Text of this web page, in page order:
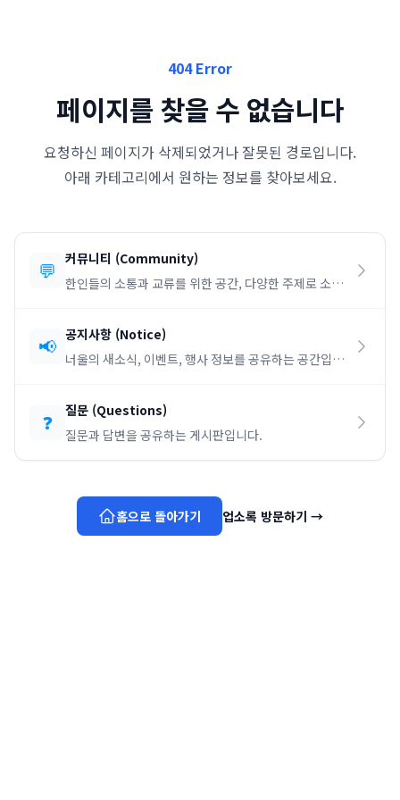
404 Error
페이지를 찾을 수 없습니다
요청하신 페이지가 삭제되었거나 잘못된 경로입니다.
아래 카테고리에서 원하는 정보를 찾아보세요.
💬 커뮤니티 (Community)
한인들의 소통과 교류를 위한 공간, 다양한 주제로 소통
📢 공지사항 (Notice)
너울의 새소식, 이벤트, 행사 정보를 공유하는 공간입니
❓ 질문 (Questions)
질문과 답변을 공유하는 게시판입니다.
홈으로 돌아가기 업소록 방문하기 →